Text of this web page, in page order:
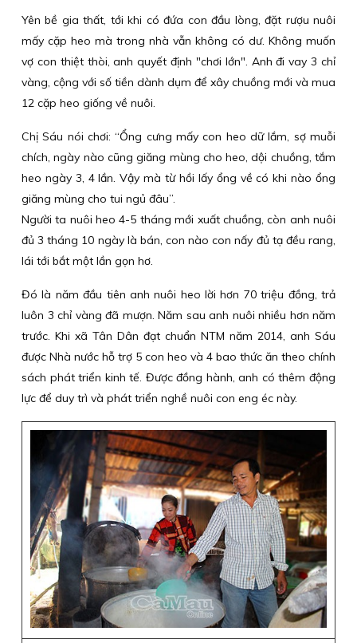
Yên bề gia thất, tới khi có đứa con đầu lòng, đặt rượu nuôi
mấy cặp heo mà trong nhà vẫn không có dư. Không muốn
vợ con thiệt thòi, anh quyết định "chơi lớn". Anh đi vay 3 chỉ
vàng, cộng với số tiền dành dụm để xây chuồng mới và mua
12 cặp heo giống về nuôi.
Chị Sáu nói chơi: “Ổng cưng mấy con heo dữ lắm, sợ muỗi
chích, ngày nào cũng giăng mùng cho heo, dội chuồng, tắm
heo ngày 3, 4 lần. Vậy mà từ hồi lấy ổng về có khi nào ổng
giăng mùng cho tui ngủ đâu”.
Người ta nuôi heo 4-5 tháng mới xuất chuồng, còn anh nuôi
đủ 3 tháng 10 ngày là bán, con nào con nấy đủ tạ đều rang,
lái tới bắt một lần gọn hơ.
Đó là năm đầu tiên anh nuôi heo lời hơn 70 triệu đồng, trả
luôn 3 chỉ vàng đã mượn. Năm sau anh nuôi nhiều hơn năm
trước. Khi xã Tân Dân đạt chuẩn NTM năm 2014, anh Sáu
được Nhà nước hỗ trợ 5 con heo và 4 bao thức ăn theo chính
sách phát triển kinh tế. Được đồng hành, anh có thêm động
lực để duy trì và phát triển nghề nuôi con eng éc này.